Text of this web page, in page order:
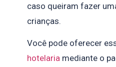
caso queiram fazer
crianças.
Você pode oferecer
hotelaria mediante o